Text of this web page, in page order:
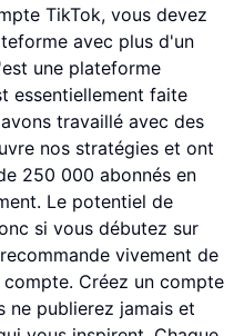
TikTok, vous devez
avec plus d'un
une plateforme
essentiellement faite
travaillé avec des
nos stratégies et ont
250 000 abonnés en
Le potentiel de
si vous débutez sur
vivement de
Créez un compte
ne publierez jamais et